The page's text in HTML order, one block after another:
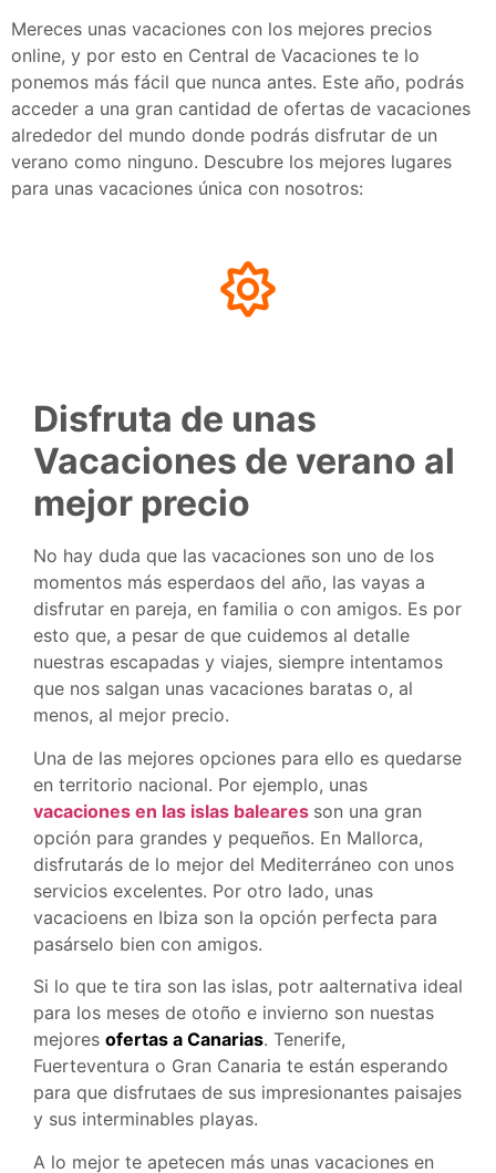
Mereces unas vacaciones con los mejores precios
online, y por esto en Central de Vacaciones te lo
ponemos más fácil que nunca antes. Este año, podrás
acceder a una gran cantidad de ofertas de vacaciones
alrededor del mundo donde podrás disfrutar de un
verano como ninguno. Descubre los mejores lugares
para unas vacaciones única con nosotros:
Disfruta de unas
Vacaciones de verano al
mejor precio
No hay duda que las vacaciones son uno de los
momentos más esperdaos del año, las vayas a
disfrutar en pareja, en familia o con amigos. Es por
esto que, a pesar de que cuidemos al detalle
nuestras escapadas y viajes, siempre intentamos
que nos salgan unas vacaciones baratas o, al
menos, al mejor precio.
Una de las mejores opciones para ello es quedarse
en territorio nacional. Por ejemplo, unas
vacaciones en las islas baleares son una gran
opción para grandes y pequeños. En Mallorca,
disfrutarás de lo mejor del Mediterráneo con unos
servicios excelentes. Por otro lado, unas
vacacioens en Ibiza son la opción perfecta para
pasárselo bien con amigos.
Si lo que te tira son las islas, potr aalternativa ideal
para los meses de otoño e invierno son nuestas
mejores ofertas a Canarias. Tenerife,
Fuerteventura o Gran Canaria te están esperando
para que disfrutaes de sus impresionantes paisajes
y sus interminables playas.
A lo mejor te apetecen más unas vacaciones en